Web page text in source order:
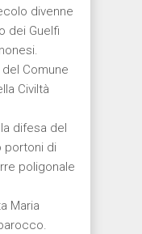
divenne
dei Guelfi
Comune
Civiltà
difesa del
portoni di
poligonale
Maria